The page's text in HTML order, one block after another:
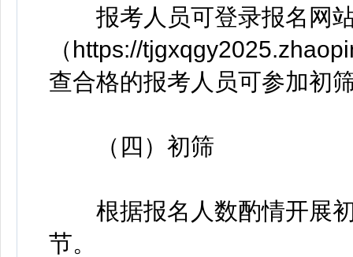
报考人员可登录报名网
（https://
查合格的报考人员可参加初
（四）初筛
根据报名人数酌情开展初
节。